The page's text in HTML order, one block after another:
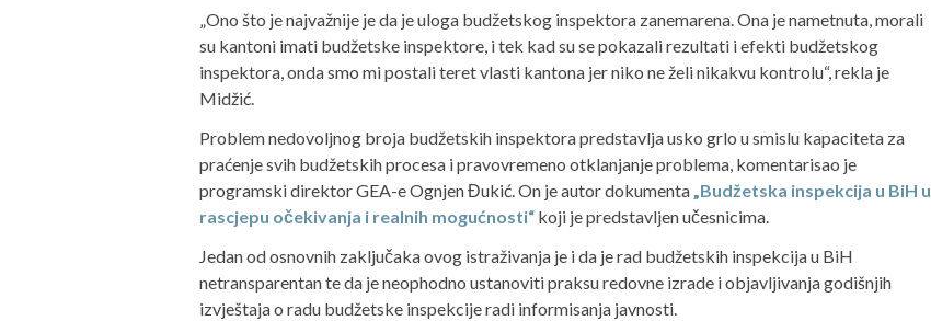
„Ono što je najvažnije je da je uloga budžetskog inspektora zanemarena. Ona je nametnuta, morali
su kantoni imati budžetske inspektore, i tek kad su se pokazali rezultati i efekti budžetskog
inspektora, onda smo mi postali teret vlasti kantona jer niko ne želi nikakvu kontrolu“, rekla je
Midžić.
Problem nedovoljnog broja budžetskih inspektora predstavlja usko grlo u smislu kapaciteta za
praćenje svih budžetskih procesa i pravovremeno otklanjanje problema, komentarisao je
programski direktor GEA-e Ognjen Đukić. On je autor dokumenta„Budžetska inspekcija u BiH u
rascjepu očekivanja i realnih mogućnosti“ koji je predstavljen učesnicima.
Jedan od osnovnih zaključaka ovog istraživanja je i da je rad budžetskih inspekcija u BiH
netransparentan te da je neophodno ustanoviti praksu redovne izrade i objavljivanja godišnjih
izvještaja o radu budžetske inspekcije radi informisanja javnosti.